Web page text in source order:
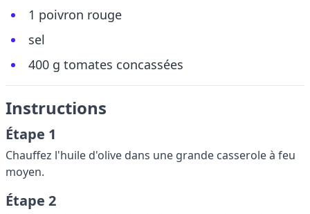
1 poivron rouge
sel
400 g tomates concassées
Instructions
Étape 1
Chauffez l'huile d'olive dans une grande casserole à feu
moyen.
Étape 2